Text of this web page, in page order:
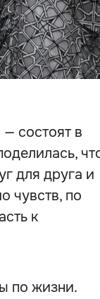
состоят в
для друга и
чувств, по
к
по жизни.